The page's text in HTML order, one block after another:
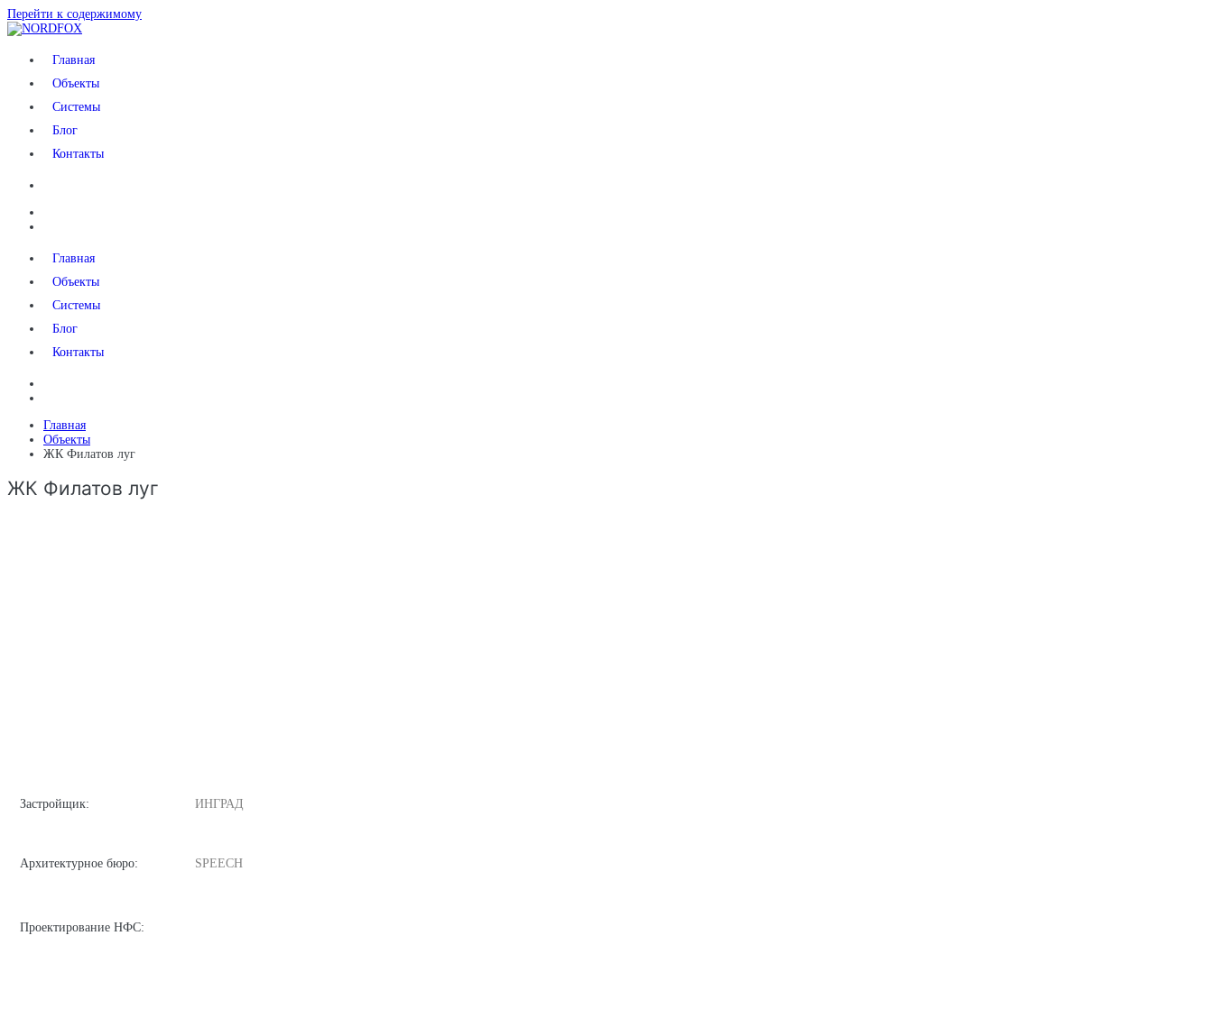
Перейти к содержимому
NORDFOXГлавная
Объекты
Системы
Блог
Контакты
Главная
Объекты
Системы
Блог
Контакты
Главная
Объекты
ЖК Филатов луг
ЖК Филатов луг
Застройщик: ИНГРАД
Архитектурное бюро: SPEECH
Проектирование НФС: